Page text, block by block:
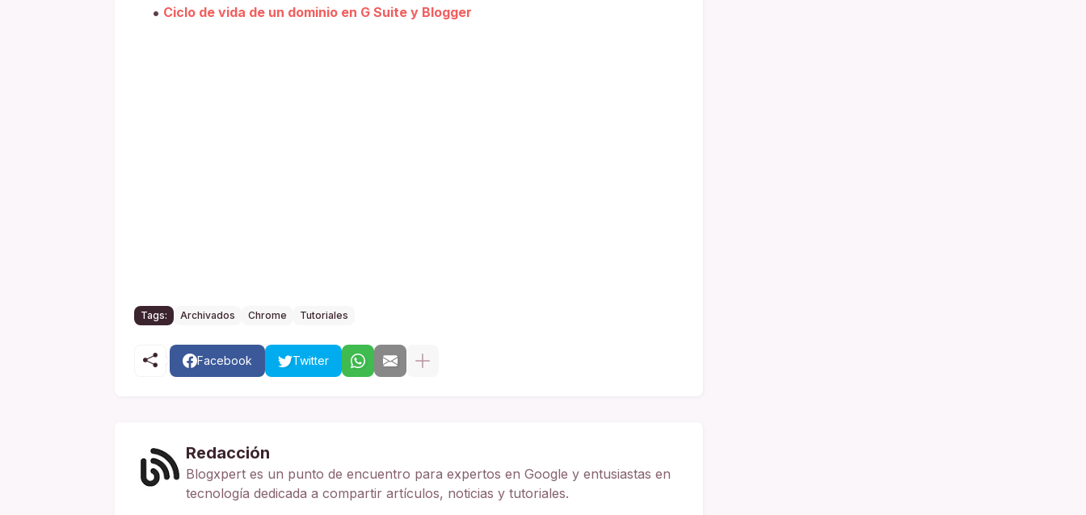
Ciclo de vida de un dominio en G Suite y Blogger
Tags: Archivados Chrome Tutoriales
Facebook Twitter
Redacción
Blogxpert es un punto de encuentro para expertos en Google y entusiastas en
tecnología dedicada a compartir artículos, noticias y tutoriales.